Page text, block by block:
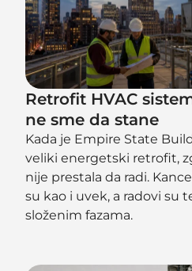
Retrofit HVAC
ne sme da stane
Kada je Empire State
veliki energetski retrofit,
nije prestala da radi.
su kao i uvek, a radovi su
složenim fazama.